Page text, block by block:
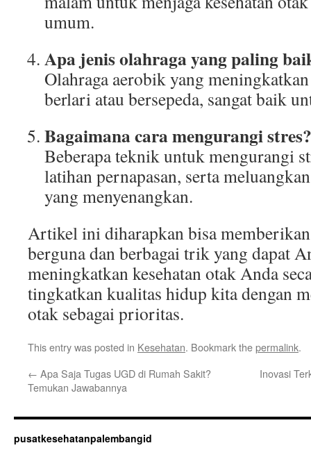
umum.
Apa jenis olahraga yang paling
Olahraga aerobik yang
berlari atau bersepeda, sangat baik
Bagaimana cara mengurangi stres?
Beberapa teknik untuk mengurangi
latihan pernapasan, serta
yang menyenangkan.
Artikel ini diharapkan bisa memberikan
berguna dan berbagai trik yang dapat
meningkatkan kesehatan otak Anda
tingkatkan kualitas hidup kita dengan
otak sebagai prioritas.
This entry was posted in Kesehatan. Bookmark thepermalink.
← Apa Saja Tugas UGD di Rumah Sakit?
Temukan Jawabannya
Inovasi
pusatkesehatanpalembangid